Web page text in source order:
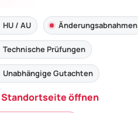
HU / AU Änderungsabnahmen
Technische Prüfungen
Unabhängige Gutachten
öffnen